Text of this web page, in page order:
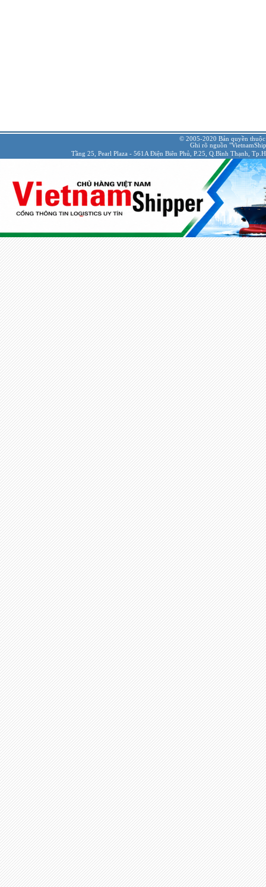
© 2005-2020 Bản quyền
Ghi rõ nguồn
Tầng 25, Pearl Plaza - 561A Điện Biên Phủ, P.25, Q.Bình Thạnh,